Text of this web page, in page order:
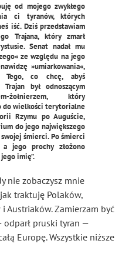
od mojego zwykłego
ci tyranów, których
iść. Dziś przedstawiam
Trajana, który zmarł
Senat nadał mu
ze względu na jego
»umiarkowania«,
Tego, co chcę, abyś
był odnoszącym
żołnierzem, który
do wielkości terytorialne
Rzymu po Auguście,
do jego największego
śmierci. Po śmierci
jego prochy złożono
imię”.
nie zobaczysz mnie
traktuję Polaków,
Austriaków. Zamierzam być
odparł pruski tyran —
Europę. Wszystkie niższe